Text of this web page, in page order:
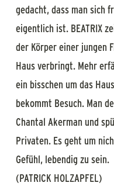
gedacht, dass man sich
eigentlich ist. BEATRIX
der Körper einer jungen
Haus verbringt. Mehr
ein bisschen um das
bekommt Besuch. Man
Chantal Akerman und
Privaten. Es geht um
Gefühl, lebendig zu sein.
(PATRICK HOLZAPFEL)